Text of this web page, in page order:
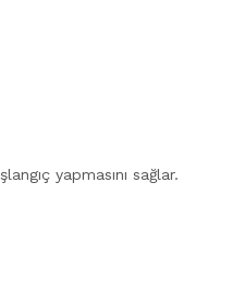
yapmasını sağlar.